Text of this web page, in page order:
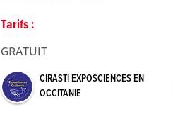
Tarifs :
GRATUIT
CIRASTI EXPOSCIENCES EN
OCCITANIE